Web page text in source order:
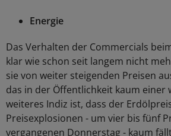
Energie
Das Verhalten der Commercials
klar wie schon seit langem nicht
sie von weiter steigenden Preisen
das in der Öffentlichkeit kaum einer
weiteres Indiz ist, dass der
Preisexplosionen - um vier bis fünf
vergangenen Donnerstag - kaum